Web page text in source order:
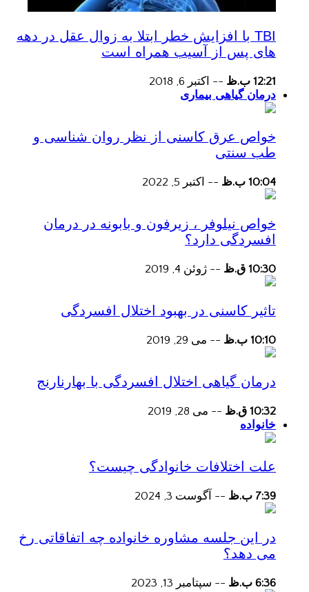
TBI با افزایش خطر ابتلا به زوال عقل در دهه
های پس از آسیب همراه است
12:21 ب.ظ -- اکتبر 6, 2018
درمان گیاهی بیماری
خواص عرق کاسنی از نظر روان شناسی و
طب سنتی
10:04 ب.ظ -- اکتبر 5, 2022
خواص نیلوفر ، زیرفون و بابونه در درمان
افسردگی دارد؟
10:30 ق.ظ -- ژوئن 4, 2019
تاثیر کاسنی در بهبود اختلال افسردگی
10:10 ب.ظ -- می 29, 2019
درمان گیاهی اختلال افسردگی با بهارنارنج
10:32 ق.ظ -- می 28, 2019
خانواده
علت اختلافات خانوادگی چیست؟
7:39 ب.ظ -- آگوست 3, 2024
در این جلسه مشاوره خانواده چه اتفاقاتی رخ
می دهد؟
6:36 ب.ظ -- سپتامبر 13, 2023